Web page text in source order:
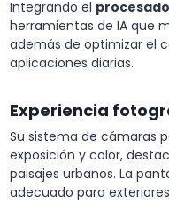
Integrando el
herramientas de IA que
además de optimizar el
aplicaciones diarias.
Experiencia
Su sistema de cámaras
exposición y color,
paisajes urbanos. La
adecuado para